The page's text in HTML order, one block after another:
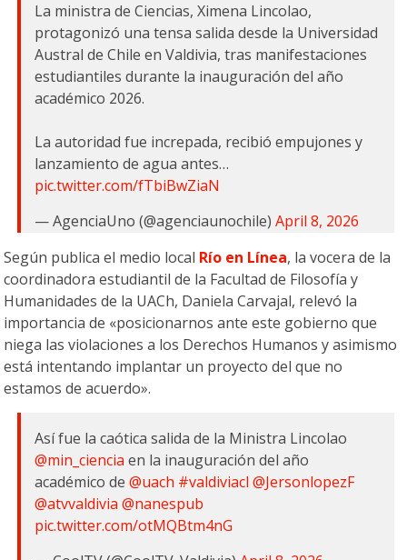
La ministra de Ciencias, Ximena Lincolao,
protagonizó una tensa salida desde la Universidad
Austral de Chile en Valdivia, tras manifestaciones
estudiantiles durante la inauguración del año
académico 2026.
La autoridad fue increpada, recibió empujones y
lanzamiento de agua antes…
pic.twitter.com/fTbiBwZiaN
— AgenciaUno (@agenciaunochile)April 8, 2026
Según publica el medio local Río en Línea, la vocera de la
coordinadora estudiantil de la Facultad de Filosofía y
Humanidades de la UACh, Daniela Carvajal, relevó la
importancia de «posicionarnos ante este gobierno que
niega las violaciones a los Derechos Humanos y asimismo
está intentando implantar un proyecto del que no
estamos de acuerdo».
Así fue la caótica salida de la Ministra Lincolao
@min_ciencia en la inauguración del año
académico de@uach #valdiviacl @JersonlopezF
@atvvaldivia @nanespub
pic.twitter.com/otMQBtm4nG